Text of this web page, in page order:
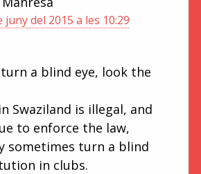
juny del 2015 a les 10:29
a blind eye, look the
Swaziland is illegal, and
to enforce the law,
sometimes turn a blind
in clubs.